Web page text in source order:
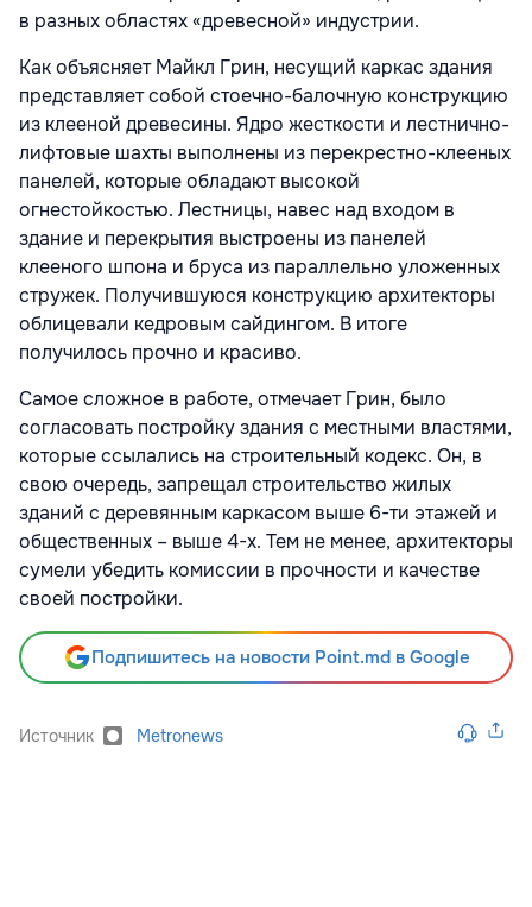
в разных областях «древесной» индустрии.
Как объясняет Майкл Грин, несущий каркас здания
представляет собой стоечно-балочную конструкцию
из клееной древесины. Ядро жесткости и лестнично-
лифтовые шахты выполнены из перекрестно-клееных
панелей, которые обладают высокой
огнестойкостью. Лестницы, навес над входом в
здание и перекрытия выстроены из панелей
клееного шпона и бруса из параллельно уложенных
стружек. Получившуюся конструкцию архитекторы
облицевали кедровым сайдингом. В итоге
получилось прочно и красиво.
Самое сложное в работе, отмечает Грин, было
согласовать постройку здания с местными властями,
которые ссылались на строительный кодекс. Он, в
свою очередь, запрещал строительство жилых
зданий с деревянным каркасом выше 6-ти этажей и
общественных – выше 4-х. Тем не менее, архитекторы
сумели убедить комиссии в прочности и качестве
своей постройки.
Подпишитесь на новости Point.md в Google
Источник Metronews